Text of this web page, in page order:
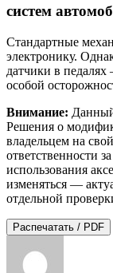
систем
Стандартные
электронику.
датчики в педалях
особой
Внимание:
Решения о
владельцем на
ответственности
использования
изменяться —
отдельной
Распечатать / PDF